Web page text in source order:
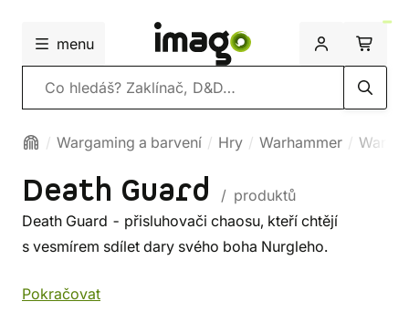
menu
Vyhledávání
Wargaming a barvení Hry Warhammer
Death Guard
/ produktů
Death Guard - přisluhovači chaosu, kteří chtějí
s vesmírem sdílet dary svého boha Nurgleho.
Pokračovat